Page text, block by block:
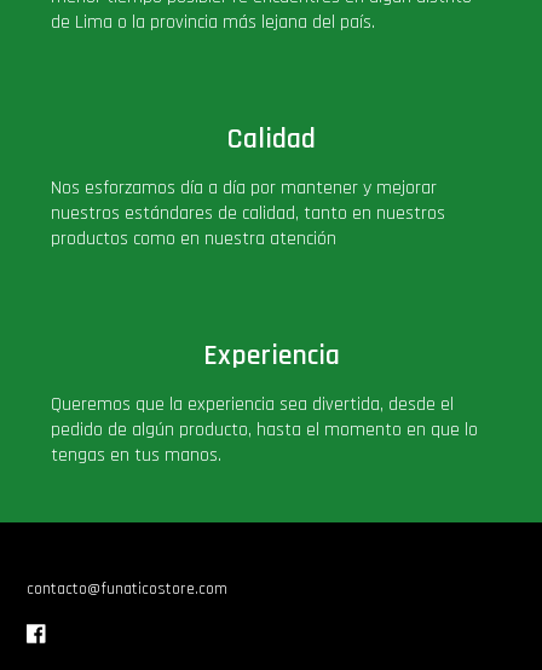
Plush
Pop Rides
PRÓXIMAMENTE
de Lima o la provincia más lejana del país.
Calidad
Nos esforzamos día a día por mantener y mejorar
nuestros estándares de calidad, tanto en nuestros
productos como en nuestra atención
Experiencia
Queremos que la experiencia sea divertida, desde el
pedido de algún producto, hasta el momento en que lo
tengas en tus manos.
contacto@funaticostore.com